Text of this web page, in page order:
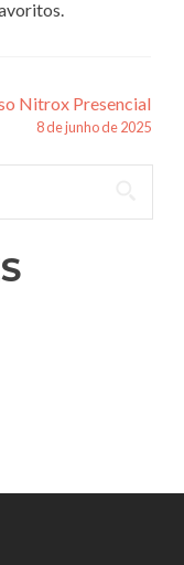
Nitrox Presencial
8 de junho de 2025